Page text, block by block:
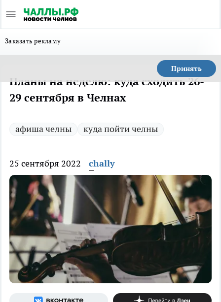
Заказать рекламу
Принять
Планы на неделю: куда сходить 26-
29 сентября в Челнах
афиша челны куда пойти челны
25 сентября 2022 chally